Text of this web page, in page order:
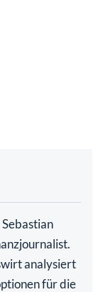
analysiert
für die